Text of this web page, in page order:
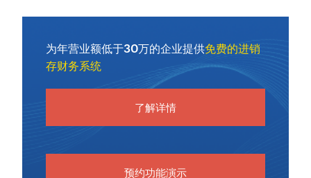
为年营业额低于30万的企业提供免费的进销
存财务系统
了解详情
预约功能演示